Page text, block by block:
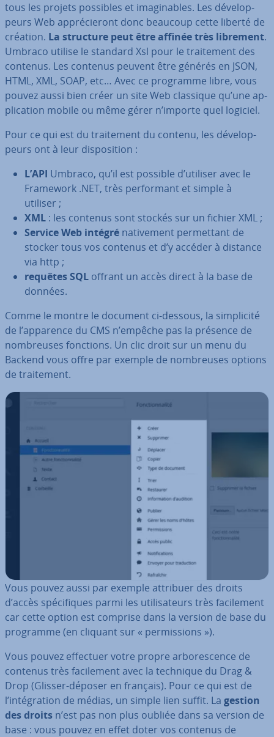
tous les projets possibles et ima­gi­nables. Les dé­ve­lop­
peurs Web ap­pré­cie­ront donc beaucoup cette liberté de
création. La structure peut être affinée très librement.
Umbraco utilise le standard Xsl pour le trai­te­ment des
contenus. Les contenus peuvent être générés en JSON,
HTML, XML, SOAP, etc… Avec ce programme libre, vous
pouvez aussi bien créer un site Web classique qu’une ap­
pli­ca­tion mobile ou même gérer n’importe quel logiciel.
Pour ce qui est du trai­te­ment du contenu, les dé­ve­lop­
peurs ont à leur dis­po­si­tion :
L’API Umbraco, qu’il est possible d’utiliser avec le
Framework .NET, très per­for­mant et simple à
utiliser ;
XML : les contenus sont stockés sur un fichier XML ;
Service Web intégré na­ti­ve­ment per­met­tant de
stocker tous vos contenus et d’y accéder à distance
via http ;
requêtes SQL offrant un accès direct à la base de
données.
Comme le montre le document ci-dessous, la sim­pli­cité
de l’apparence du CMS n’empêche pas la présence de
nom­breuses fonctions. Un clic droit sur un menu du
Backend vous offre par exemple de nom­breuses options
de trai­te­ment.
Vous pouvez aussi par exemple attribuer des droits
d’accès spé­ci­fiques parmi les uti­li­sa­teurs très fa­ci­le­ment
car cette option est comprise dans la version de base du
programme (en cliquant sur « per­mis­sions »).
Vous pouvez effectuer votre propre ar­bo­res­cence de
contenus très fa­ci­le­ment avec la technique du Drag &
Drop (Glisser-déposer en français). Pour ce qui est de
l’in­té­gra­tion de médias, un simple lien suffit. La gestion
des droits n’est pas non plus oubliée dans sa version de
base : vous pouvez en effet doter vos contenus de